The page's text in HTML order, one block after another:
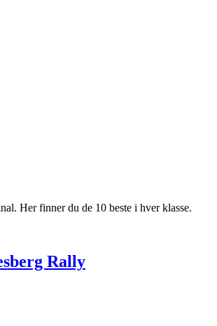
Her finner du de 10 beste i hver klasse.
Rally